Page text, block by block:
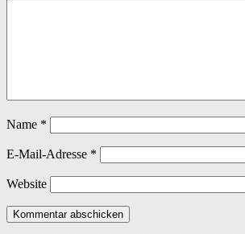
Name *
E-Mail-Adresse *
Website